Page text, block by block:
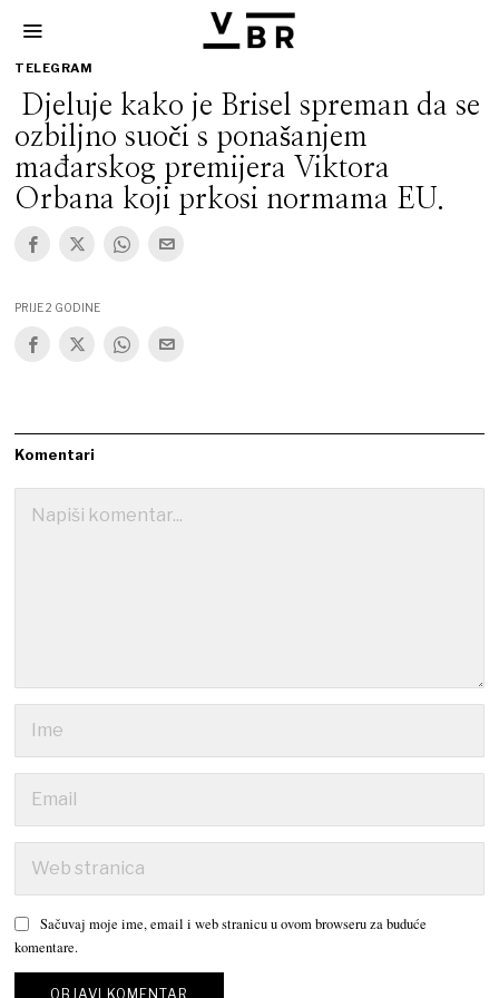
TELEGRAM
Djeluje kako je Brisel spreman da se
ozbiljno suoči s ponašanjem
mađarskog premijera Viktora
Orbana koji prkosi normama EU.
PRIJE 2 GODINE
Komentari
Sačuvaj moje ime, email i web stranicu u ovom browseru za buduće
komentare.